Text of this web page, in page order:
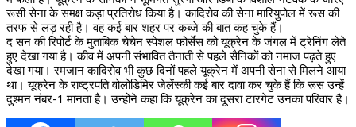
रूसी सेना के समक्ष कड़ा प्रतिरोध किया है। कादिरोव की सेना मारियुपोल में रूस की
तरफ से लड़ रही है। वह कई बार शहर पर कब्जे की बात कह चुके हैं।
द सन की रिपोर्ट के मुताबिक चेचेन स्पेशल फोर्सेस को यूक्रेन के जंगल में ट्रेनिंग लेते
हुए देखा गया है। कीव में अपनी संभावित तैनाती से पहले सैनिकों को नमाज पढ़ते हुए
देखा गया। रमजान कादिरोव भी कुछ दिनों पहले यूक्रेन में अपनी सेना से मिलने आया
था। यूक्रेन के राष्ट्रपति वोलोडिमिर जेलेंस्की कई बार दावा कर चुके हैं कि रूस उन्हें
दुश्मन नंबर-1 मानता है। उन्होंने कहा कि यूक्रेन का दूसरा टारगेट उनका परिवार है।